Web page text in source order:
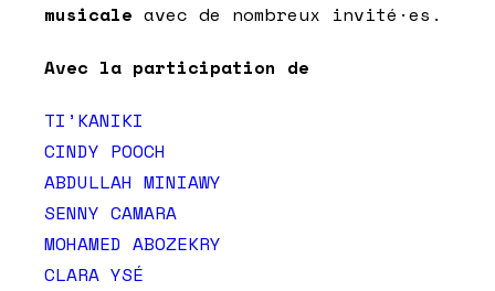
musicale avec de nombreux invité·es.
Avec la participation de
TI’KANIKI
CINDY POOCH
ABDULLAH MINIAWY
SENNY CAMARA
MOHAMED ABOZEKRY
CLARA YSÉ